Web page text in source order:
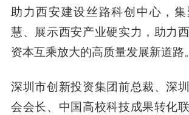
助力西安建设丝路科创中心，
慧、展示西安产业硬实力，助力
资本互乘放大的高质量发展新道路。
深圳市创新投资集团前总裁、深
会会长、中国高校科技成果转化